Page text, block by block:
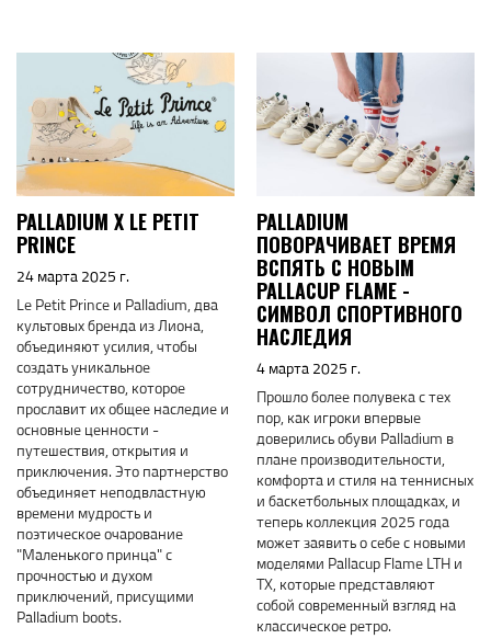
PALLADIUM X LE PETIT
PRINCE
24 марта 2025 г.
Le Petit Prince и Palladium, два
культовых бренда из Лиона,
объединяют усилия, чтобы
создать уникальное
сотрудничество, которое
прославит их общее наследие и
основные ценности -
путешествия, открытия и
приключения. Это партнерство
объединяет неподвластную
времени мудрость и
поэтическое очарование
"Маленького принца" с
прочностью и духом
приключений, присущими
Palladium boots.
PALLADIUM
ПОВОРАЧИВАЕТ ВРЕМЯ
ВСПЯТЬ С НОВЫМ
PALLACUP FLAME -
СИМВОЛ СПОРТИВНОГО
НАСЛЕДИЯ
4 марта 2025 г.
Прошло более полувека с тех
пор, как игроки впервые
доверились обуви Palladium в
плане производительности,
комфорта и стиля на теннисных
и баскетбольных площадках, и
теперь коллекция 2025 года
может заявить о себе с новыми
моделями Pallacup Flame LTH и
TX, которые представляют
собой современный взгляд на
классическое ретро.